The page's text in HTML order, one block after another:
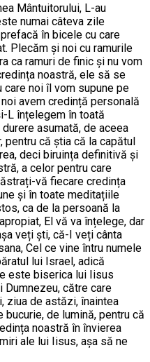
Mântuitorului, L-au
numai câteva zile
în bicele cu care
Plecăm și noi cu ramurile
ca ramuri de finic și nu vom
noastră, ele să se
noi îl vom supune pe
avem credință personală
L înțelegem în toată
asumată, de aceea
pentru că știa că la capătul
deci biruința definitivă și
a celor pentru care
vă fiecare credința
și în toate meditațiile
ca de la persoană la
El vă va înțelege, dar
veți ști, că-I veți cânta
Cel ce vine întru numele
lui Israel, adică
este biserica lui Iisus
către care
ziua de astăzi, înaintea
de lumină, pentru că
noastră în învierea
ale lui Iisus, așa să ne